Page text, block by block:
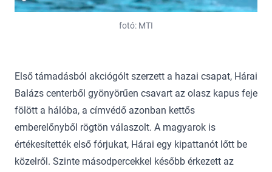
fotó: MTI
Első támadásból akciógólt szerzett a hazai csapat, Hárai
Balázs centerből gyönyörűen csavart az olasz kapus feje
fölött a hálóba, a címvédő azonban kettős
emberelőnyből rögtön válaszolt. A magyarok is
értékesítették első fórjukat, Hárai egy kipattanót lőtt be
közelről. Szinte másodpercekkel később érkezett az